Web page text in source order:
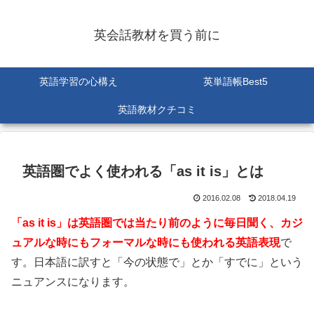
英会話教材を買う前に
英語学習の心構え 英単語帳Best5
英語教材クチコミ
英語圏でよく使われる「as it is」とは
2016.02.08 2018.04.19
「as it is」は英語圏では当たり前のように毎日聞く、カジ
ュアルな時にもフォーマルな時にも使われる英語表現で
す。日本語に訳すと「今の状態で」とか「すでに」という
ニュアンスになります。